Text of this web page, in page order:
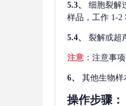
5.3、 细胞裂解
样品，工作 1-2
5.4、 裂解或超
注意： 注意事项
6、 其他生物样
操作步骤：